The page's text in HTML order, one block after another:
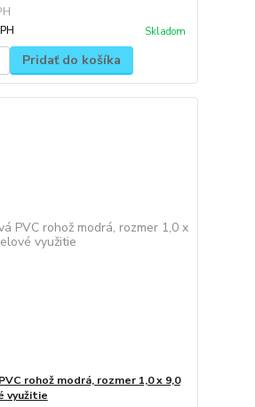
Skladom
Pridať do košíka
rohož modrá, rozmer 1,0 x 9,0
využitie